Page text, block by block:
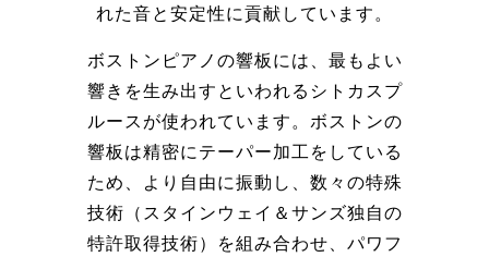
れた音と安定性に貢献しています。
ボストンピアノの響板には、最もよい
響きを生み出すといわれるシトカスプ
ルースが使われています。ボストンの
響板は精密にテーパー加工をしている
ため、より自由に振動し、数々の特殊
技術（スタインウェイ＆サンズ独自の
特許取得技術）を組み合わせ、パワフ